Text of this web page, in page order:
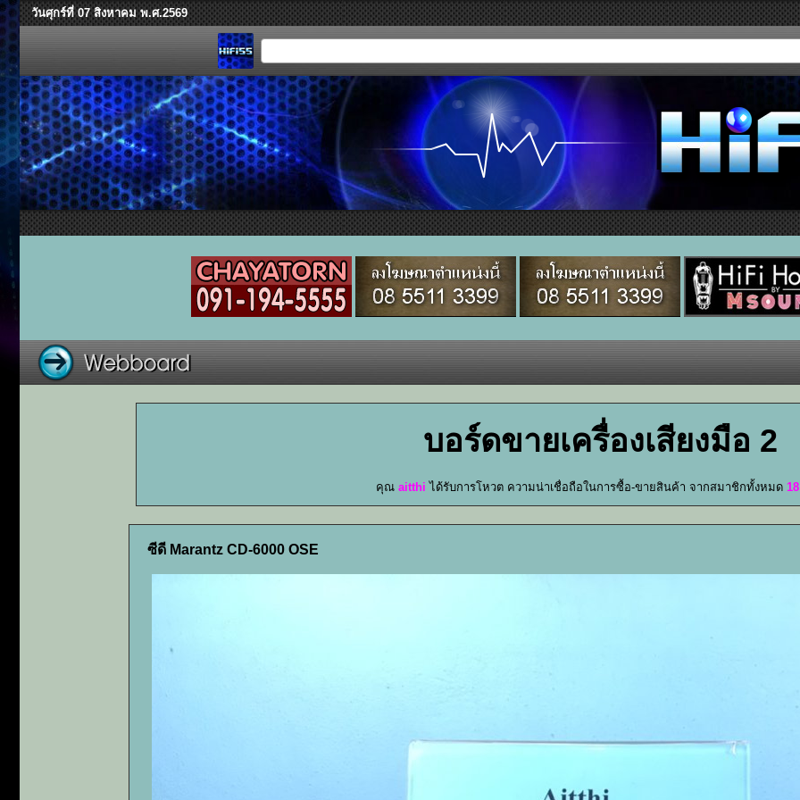
วันศุกร์ที่ 07 สิงหาคม พ.ศ.2569
บอร์ดขายเครื่องเสียงมือ 2
คุณ aitthi ได้รับการโหวต ความน่าเชื่อถือในการซื้อ-ขายสินค้า จากสมาชิกทั้งหมด 18
ซีดี Marantz CD-6000 OSE